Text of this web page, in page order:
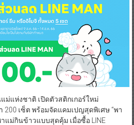
แม่แห่งชาติ เปิดตัวสติกเกอร์ใหม่
200 เซ็ต พร้อมจัดแคมเปญสุดพิเศษ “พา
แม่กินข้าวแบบสุดคุ้ม เมื่อซื้อ LINE